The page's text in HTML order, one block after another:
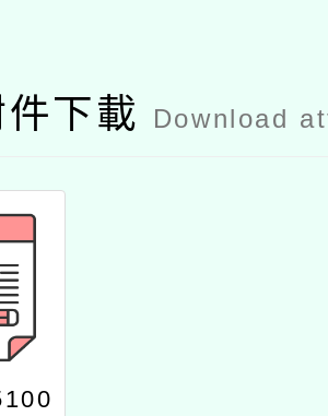
下載 Download